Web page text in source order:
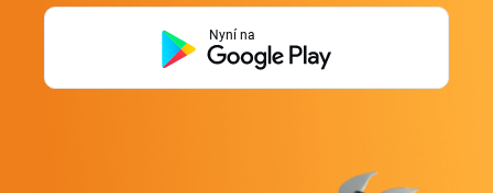
Nyní na